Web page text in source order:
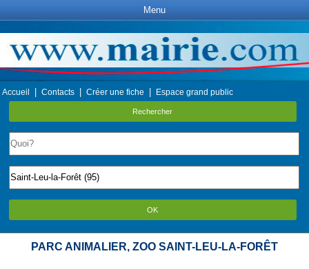
Menu
Accueil Contacts Créer une fiche Espace grand public
Rechercher
OK
PARC ANIMALIER, ZOO SAINT-LEU-LA-FORÊT